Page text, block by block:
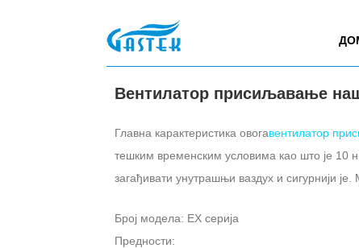
Кућа > Производи
Вентилатор присиљавање
Главна карактеристика овогавентилатор
тешким временским условима као што је 10
загађивати унутрашњи ваздух и сигурнији
Број модела: ЕХ серија
Предности: